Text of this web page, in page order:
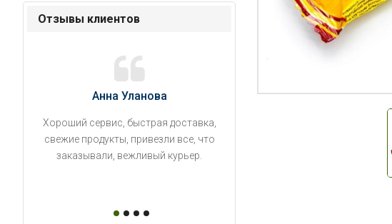
Отзывы клиентов
Анна Уланова
Хороший сервис, быстрая доставка,
свежие продукты, привезли все, что
заказывали, вежливый курьер.
Александр П.